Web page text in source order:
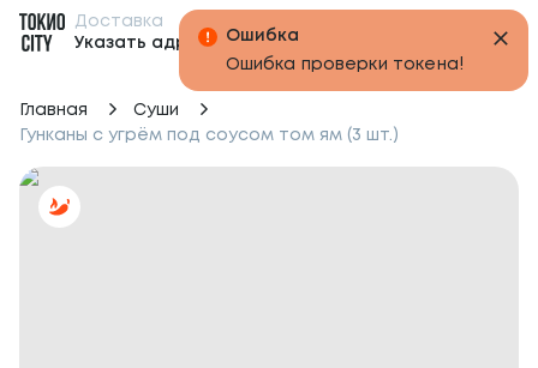
Доставка
Указать адрес
Главная
Суши
Гунканы с угрём под соусом том ям (3 шт.)
Ошибка
Ошибка проверки токена!